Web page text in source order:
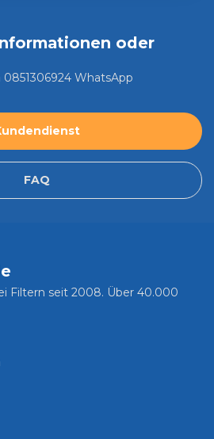
oder
WhatsApp
FAQ
Filtern seit 2008. Über 40.000